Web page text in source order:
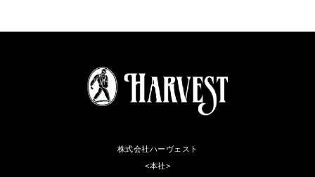
株式会社ハーヴェスト
<本社>